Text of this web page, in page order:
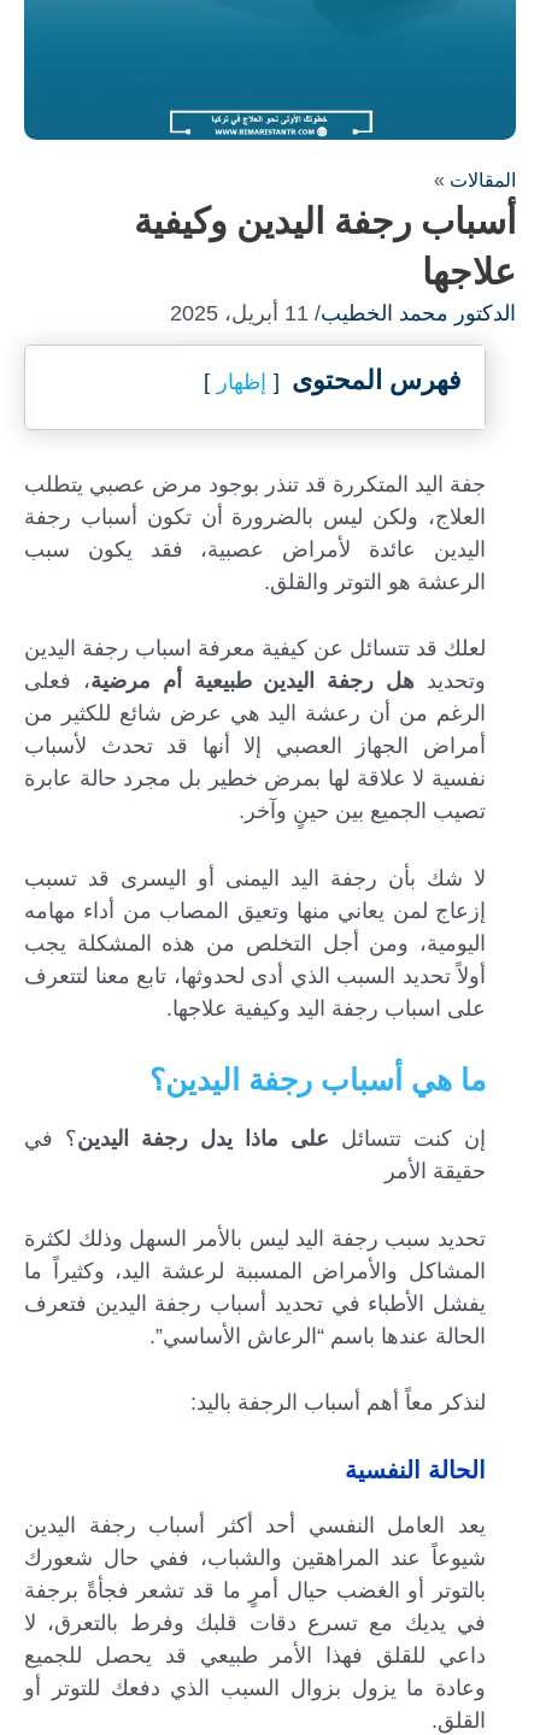
المقالات »
أسباب رجفة اليدين وكيفية
علاجها
الدكتور محمد الخطيب/ 11 أبريل، 2025
فهرس المحتوى إظهار
جفة اليد المتكررة قد تنذر بوجود مرض عصبي يتطلب
العلاج، ولكن ليس بالضرورة أن تكون أسباب رجفة
اليدين عائدة لأمراض عصبية، فقد يكون سبب
الرعشة هو التوتر والقلق.
لعلك قد تتسائل عن كيفية معرفة اسباب رجفة اليدين
وتحديد هل رجفة اليدين طبيعية أم مرضية، فعلى
الرغم من أن رعشة اليد هي عرض شائع للكثير من
أمراض الجهاز العصبي إلا أنها قد تحدث لأسباب
نفسية لا علاقة لها بمرض خطير بل مجرد حالة عابرة
تصيب الجميع بين حينٍ وآخر.
لا شك بأن رجفة اليد اليمنى أو اليسرى قد تسبب
إزعاج لمن يعاني منها وتعيق المصاب من أداء مهامه
اليومية، ومن أجل التخلص من هذه المشكلة يجب
أولاً تحديد السبب الذي أدى لحدوثها، تابع معنا لتتعرف
على اسباب رجفة اليد وكيفية علاجها.
ما هي أسباب رجفة اليدين؟
إن كنت تتسائل على ماذا يدل رجفة اليدين؟ في
حقيقة الأمر
تحديد سبب رجفة اليد ليس بالأمر السهل وذلك لكثرة
المشاكل والأمراض المسببة لرعشة اليد، وكثيراً ما
يفشل الأطباء في تحديد أسباب رجفة اليدين فتعرف
الحالة عندها باسم “الرعاش الأساسي”.
لنذكر معاً أهم أسباب الرجفة باليد:
الحالة النفسية
يعد العامل النفسي أحد أكثر أسباب رجفة اليدين
شيوعاً عند المراهقين والشباب، ففي حال شعورك
بالتوتر أو الغضب حيال أمرٍ ما قد تشعر فجأةً برجفة
في يديك مع تسرع دقات قلبك وفرط بالتعرق، لا
داعي للقلق فهذا الأمر طبيعي قد يحصل للجميع
وعادة ما يزول بزوال السبب الذي دفعك للتوتر أو
القلق.